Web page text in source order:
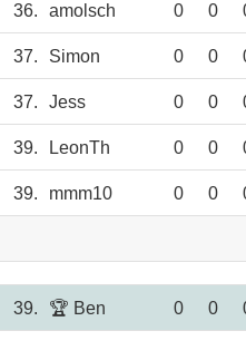
36. amolsch 0 0
37. Simon 0 0
37. Jess 0 0
39. LeonTh 0 0
39. mmm10 0 0
39. 🏆 Ben 0 0